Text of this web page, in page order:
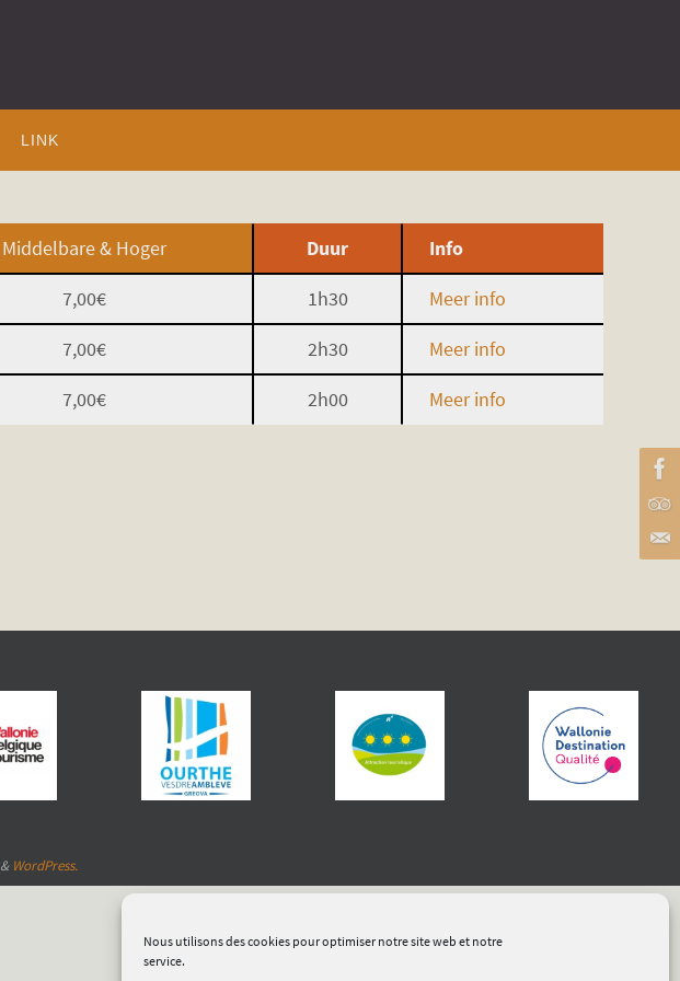
Nous utilisons des cookies pour optimiser notre site web et notre
service.
LINK
Middelbare & Hoger Duur
Info
7,00€ 1h30
Meer info
7,00€ 2h30
Meer info
7,00€ 2h00 Meer info
& WordPress.